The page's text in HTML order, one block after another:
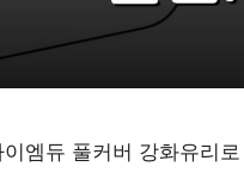
엠듀 풀커버 강화유리